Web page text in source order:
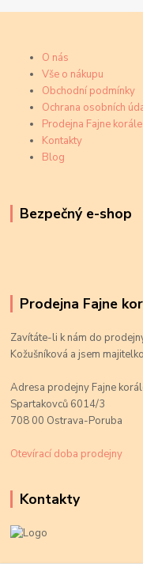
O nás
Vše o nákupu
Obchodní podmínky
Ochrana osobních
Prodejna Fajne korále
Kontakty
Blog
Bezpečný e-shop
Prodejna Fajne
Zavítáte-li k nám do
Kožušníková a jsem
Adresa prodejny Fajne
Spartakovců 6014/3
708 00 Ostrava-Poruba
Otevírací doba prodejny
Kontakty